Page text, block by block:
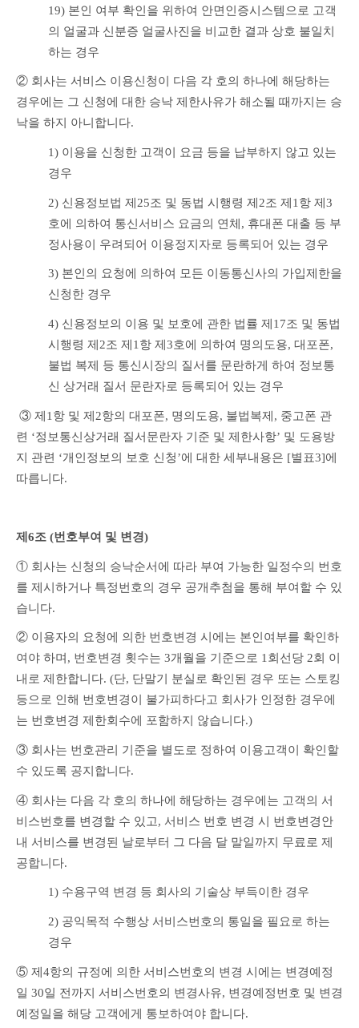
19) 본인 여부 확인을 위하여 안면인증시스템으로 고객
의 얼굴과 신분증 얼굴사진을 비교한 결과 상호 불일치
하는 경우
② 회사는 서비스 이용신청이 다음 각 호의 하나에 해당하는
경우에는 그 신청에 대한 승낙 제한사유가 해소될 때까지는 승
낙을 하지 아니합니다.
1) 이용을 신청한 고객이 요금 등을 납부하지 않고 있는
경우
2) 신용정보법 제25조 및 동법 시행령 제2조 제1항 제3
호에 의하여 통신서비스 요금의 연체, 휴대폰 대출 등 부
정사용이 우려되어 이용정지자로 등록되어 있는 경우
3) 본인의 요청에 의하여 모든 이동통신사의 가입제한을
신청한 경우
4) 신용정보의 이용 및 보호에 관한 법률 제17조 및 동법
시행령 제2조 제1항 제3호에 의하여 명의도용, 대포폰,
불법 복제 등 통신시장의 질서를 문란하게 하여 정보통
신 상거래 질서 문란자로 등록되어 있는 경우
련 ‘정보통신상거래 질서문란자 기준 및 제한사항’ 및 도용방
지 관련 ‘개인정보의 보호 신청’에 대한 세부내용은 [별표3]에
따릅니다.
제6조 (번호부여 및 변경)
① 회사는 신청의 승낙순서에 따라 부여 가능한 일정수의 번호
를 제시하거나 특정번호의 경우 공개추첨을 통해 부여할 수 있
습니다.
② 이용자의 요청에 의한 번호변경 시에는 본인여부를 확인하
여야 하며, 번호변경 횟수는 3개월을 기준으로 1회선당 2회 이
내로 제한합니다. (단, 단말기 분실로 확인된 경우 또는 스토킹
등으로 인해 번호변경이 불가피하다고 회사가 인정한 경우에
는 번호변경 제한회수에 포함하지 않습니다.)
③ 회사는 번호관리 기준을 별도로 정하여 이용고객이 확인할
수 있도록 공지합니다.
④ 회사는 다음 각 호의 하나에 해당하는 경우에는 고객의 서
비스번호를 변경할 수 있고, 서비스 번호 변경 시 번호변경안
내 서비스를 변경된 날로부터 그 다음 달 말일까지 무료로 제
공합니다.
1) 수용구역 변경 등 회사의 기술상 부득이한 경우
2) 공익목적 수행상 서비스번호의 통일을 필요로 하는
경우
⑤ 제4항의 규정에 의한 서비스번호의 변경 시에는 변경예정
일 30일 전까지 서비스번호의 변경사유, 변경예정번호 및 변경
예정일을 해당 고객에게 통보하여야 합니다.